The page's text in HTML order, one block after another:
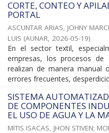
CORTE, CONTEO Y
PORTAL
ASCUNTAR ARIAS, JOHNY
LUIS (AUNAR, 2026-05-19)
En el sector textil,
empresas, los procesos
realizan de manera manual
errores frecuentes,
SISTEMA
DE COMPONENTES
EL USO DE AGUA Y LA
MITIS ISACAS, JHON STIVEN;